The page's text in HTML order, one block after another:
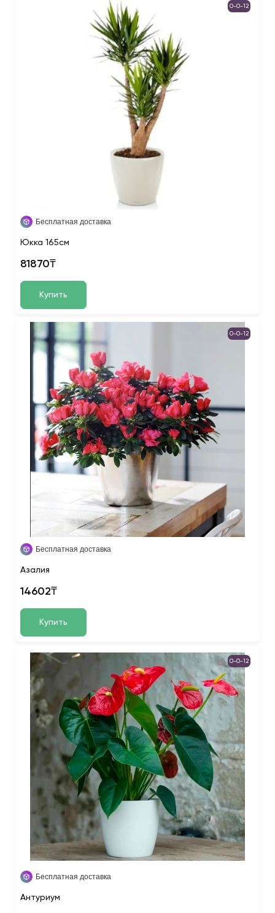
0-0-12
Бесплатная доставка
Юкка 165см
81870₸
Купить
0-0-12
Бесплатная доставка
Азалия
14602₸
Купить
0-0-12
Бесплатная доставка
Антуриум